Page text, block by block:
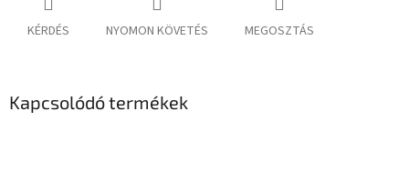
KÉRDÉS NYOMON KÖVETÉS MEGOSZTÁS
Kapcsolódó termékek